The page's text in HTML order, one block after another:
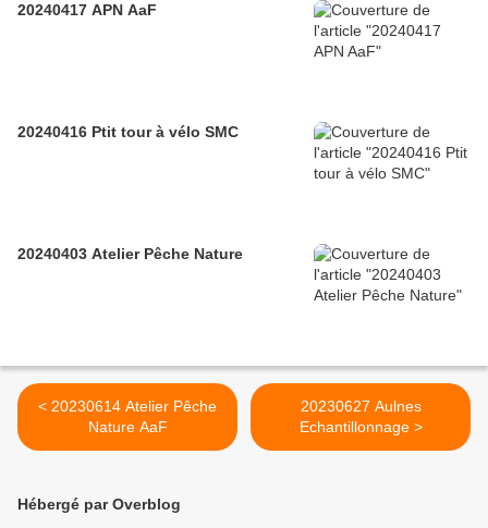
20240417 APN AaF
20240416 Ptit tour à vélo SMC
20240403 Atelier Pêche Nature
< 20230614 Atelier Pêche
Nature AaF
20230627 Aulnes
Echantillonnage >
Hébergé par Overblog